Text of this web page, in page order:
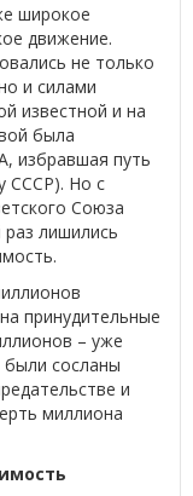
широкое
движение.
не только
и силами
известной и на
была
избравшая путь
СССР). Но с
Союза
лишились
принудительные
– уже
были сосланы
и
миллиона